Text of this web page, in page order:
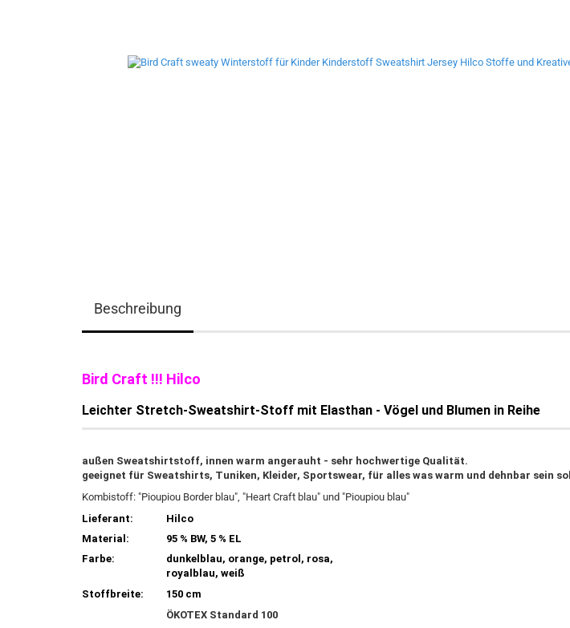
Beschreibung
Bird Craft !!! Hilco
Leichter Stretch-Sweatshirt-Stoff mit Elasthan - Vögel und Blumen in Reihe
außen Sweatshirtstoff, innen warm angerauht - sehr hochwertige Qualität.
geeignet für Sweatshirts, Tuniken, Kleider, Sportswear, für alles was warm und dehnbar sein soll
Kombistoff: "Pioupiou Border blau", "Heart Craft blau" und "Pioupiou blau"
Lieferant:
Hilco
Material:
95 % BW, 5 % EL
Farbe:
dunkelblau, orange, petrol, rosa,
royalblau, weiß
Stoffbreite:
150 cm
ÖKOTEX Standard 100